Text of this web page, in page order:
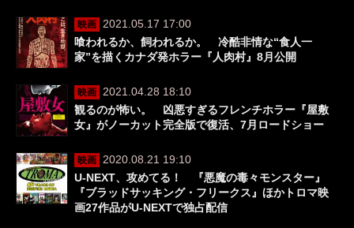
映画
2021.05.17 17:00
喰われるか、飼われるか。 冷酷非情な“食人一
家”を描くカナダ発ホラー『人肉村』8月公開
映画
2021.04.28 18:10
観るのが怖い。 凶悪すぎるフレンチホラー『屋敷
女』がノーカット完全版で復活、7月ロードショー
映画
2020.08.21 19:10
U-NEXT、攻めてる！ 『悪魔の毒々モンスター』
『ブラッドサッキング・フリークス』ほかトロマ映
画27作品がU-NEXTで独占配信